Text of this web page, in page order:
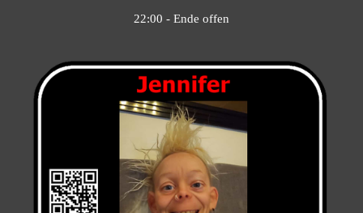
22:00 - Ende offen